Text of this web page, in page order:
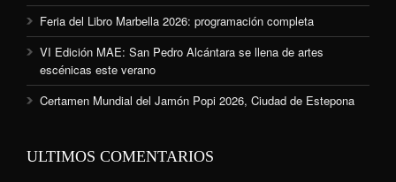
Feria del Libro Marbella 2026: programación completa
VI Edición MAE: San Pedro Alcántara se llena de artes
escénicas este verano
Certamen Mundial del Jamón Popi 2026, Ciudad de Estepona
ULTIMOS COMENTARIOS